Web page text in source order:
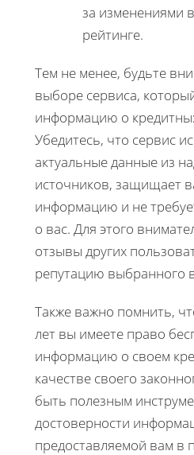
за изменениями
рейтинге.
Тем не менее, будьте
выборе сервиса,
информацию о
Убедитесь, что сервис
актуальные данные из
источников, защищает
информацию и не
о вас. Для этого
отзывы других
репутацию выбранного
Также важно помнить,
лет вы имеете право
информацию о своем
качестве своего
быть полезным
достоверности
предоставляемой вам в